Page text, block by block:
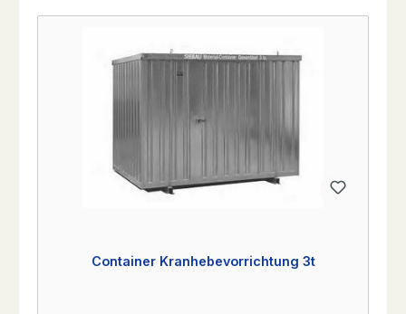
Container Kranhebevorrichtung 3t